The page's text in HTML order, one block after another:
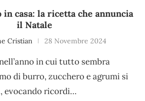
in casa: la ricetta che annuncia
il Natale
Cristian 28 Novembre 2024
in cui tutto sembra
di burro, zucchero e agrumi si
evocando ricordi…